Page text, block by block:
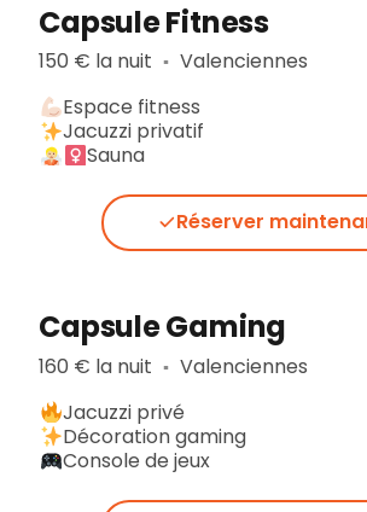
Capsule Fitness
150 € la nuit ▪︎ Valenciennes
Espace fitness
Jacuzzi privatif
Sauna
Réserver
Capsule Gaming
160 € la nuit ▪︎ Valenciennes
Jacuzzi privé
Décoration gaming
Console de jeux